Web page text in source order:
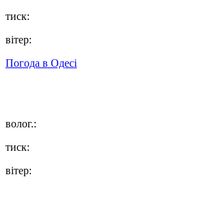
тиск:
вітер:
Погода в Одесі
волог.:
тиск:
вітер: